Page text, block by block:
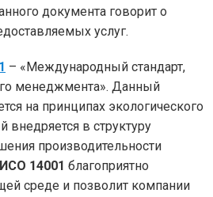
документа говорит о
услуг.
– «Международный стандарт,
менеджмента». Данный
на принципах экологического
в структуру
производительности
ИСО 14001 благоприятно
среде и позволит компании